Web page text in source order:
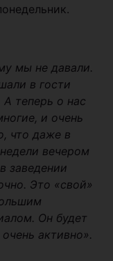
мы не давали.
в гости
А теперь о нас
и очень
что даже в
вечером
заведении
Это «свой»
Он будет
активно».